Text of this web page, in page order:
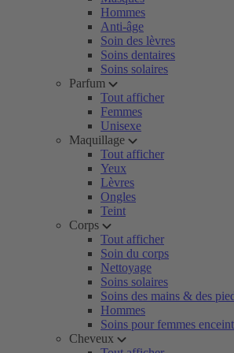
Hommes
Anti-âge
Soin des lèvres
Soins dentaires
Soins solaires
Parfum
Tout afficher
Femmes
Unisexe
Maquillage
Tout afficher
Yeux
Lèvres
Ongles
Teint
Corps
Tout afficher
Soin du corps
Nettoyage
Soins solaires
Soins des mains & des
Hommes
Soins pour femmes
Cheveux